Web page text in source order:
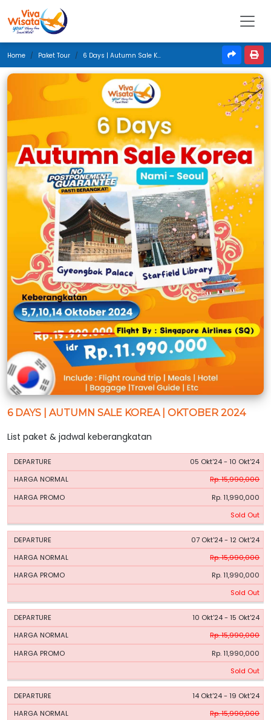
Home Paket Tour 6 Days | Autumn Sale Korea | Oktober 2024
6 DAYS | AUTUMN SALE KOREA | OKTOBER 2024
List paket & jadwal keberangkatan
PERIODE
HARGA
05 Okt'24 - 10 Okt'24
Rp. 15,990,000
Rp. 11,990,000
Sold Out
07 Okt'24 - 12 Okt'24
Rp. 15,990,000
Rp. 11,990,000
Sold Out
10 Okt'24 - 15 Okt'24
Rp. 15,990,000
Rp. 11,990,000
Sold Out
14 Okt'24 - 19 Okt'24
Rp. 15,990,000